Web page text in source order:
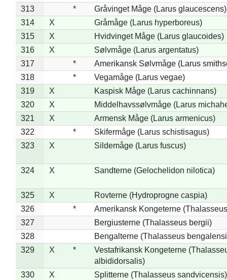
313
*
Gråvinget Måge (Larus glaucescens)
314
X
Gråmåge (Larus hyperboreus)
315
X
Hvidvinget Måge (Larus glaucoides)
316
X
Sølvmåge (Larus argentatus)
317
*
Amerikansk Sølvmåge (Larus
318
*
Vegamåge (Larus vegae)
319
X
Kaspisk Måge (Larus cachinnans)
320
X
Middelhavssølvmåge (Larus
321
X
Armensk Måge (Larus armenicus)
322
*
Skifermåge (Larus schistisagus)
323
X Sildemåge (Larus fuscus)
324 X Sandterne (Gelochelidon nilotica)
325 X
Rovterne (Hydroprogne caspia)
326
*
Amerikansk Kongeterne
327
Bergiusterne (Thalasseus bergii)
328
Bengalterne (Thalasseus
329
X *
Vestafrikansk Kongeterne
albididorsalis)
330
X Splitterne (Thalasseus sandvicensis)